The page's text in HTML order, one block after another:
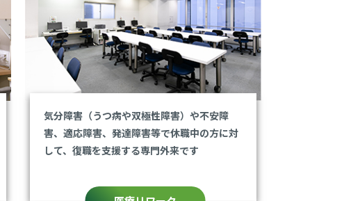
気分障害（うつ病や双極性障害）や不安障
害、適応障害、発達障害等で休職中の方に対
して、復職を支援する専門外来です